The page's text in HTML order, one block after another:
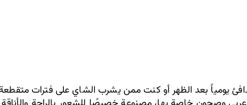
يومياً بعد الظهر أو كنت ممن يشرب الشاي على فترات